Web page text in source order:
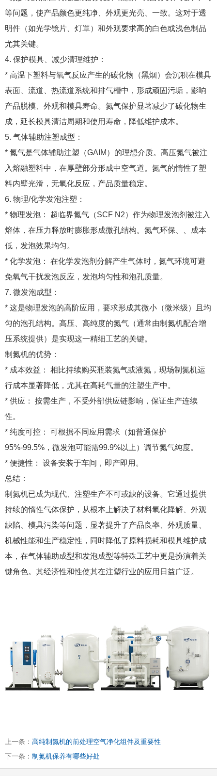
等问题，使产品颜色更纯净、外观更光亮、一致。这对于透
明件（如光学镜片、灯罩）和外观要求高的白色或浅色制品
尤其关键。
4. 保护模具、减少清理维护：
* 高温下塑料与氧气反应产生的碳化物（黑烟）会沉积在模具
表面、流道、热流道系统和排气槽中，形成顽固污垢，影响
产品脱模、外观和模具寿命。氮气保护显著减少了碳化物生
成，延长模具清洁周期和使用寿命，降低维护成本。
5. 气体辅助注塑成型：
* 氮气是气体辅助注塑（GAIM）的理想介质。高压氮气被注
入熔融塑料中，在厚壁部分形成中空气道。氮气的惰性了塑
料内壁光滑，无氧化反应，产品质量稳定。
6. 物理/化学发泡注塑：
* 物理发泡： 超临界氮气（SCF N2）作为物理发泡剂被注入
熔体，在压力释放时膨胀形成微孔结构。氮气环保、、成本
低，发泡效果均匀。
* 化学发泡： 在化学发泡剂分解产生气体时，氮气环境可避
免氧气干扰发泡反应，发泡均匀性和泡孔质量。
7. 微发泡成型：
* 这是物理发泡的高阶应用，要求形成其微小（微米级）且均
匀的泡孔结构。高压、高纯度的氮气（通常由制氮机配合增
压系统提供）是实现这一精细工艺的关键。
制氮机的优势：
* 成本效益： 相比持续购买瓶装氮气或液氮，现场制氮机运
行成本显著降低，尤其在高耗气量的注塑生产中。
* 供应： 按需生产，不受外部供应链影响，保证生产连续
性。
* 纯度可控： 可根据不同应用需求（如普通保护
95%-99.5%，微发泡可能需99.9%以上）调节氮气纯度。
* 便捷性： 设备安装于车间，即产即用。
总结：
制氮机已成为现代、注塑生产不可或缺的设备。它通过提供
持续的惰性气体保护，从根本上解决了材料氧化降解、外观
缺陷、模具污染等问题，显著提升了产品良率、外观质量、
机械性能和生产稳定性，同时降低了原料损耗和模具维护成
本，在气体辅助成型和发泡成型等特殊工艺中更是扮演着关
键角色。其经济性和性使其在注塑行业的应用日益广泛。
上一条： 高纯制氮机的前处理空气净化组件及重要性
下一条： 制氮机保养有哪些好处